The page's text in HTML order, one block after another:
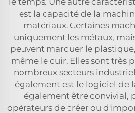
est la capacité de la
matériaux. Certaines
uniquement les métaux,
peuvent marquer le
même le cuir. Elles sont très
nombreux secteurs
également est le logiciel de
également être convivial,
opérateurs de créer ou